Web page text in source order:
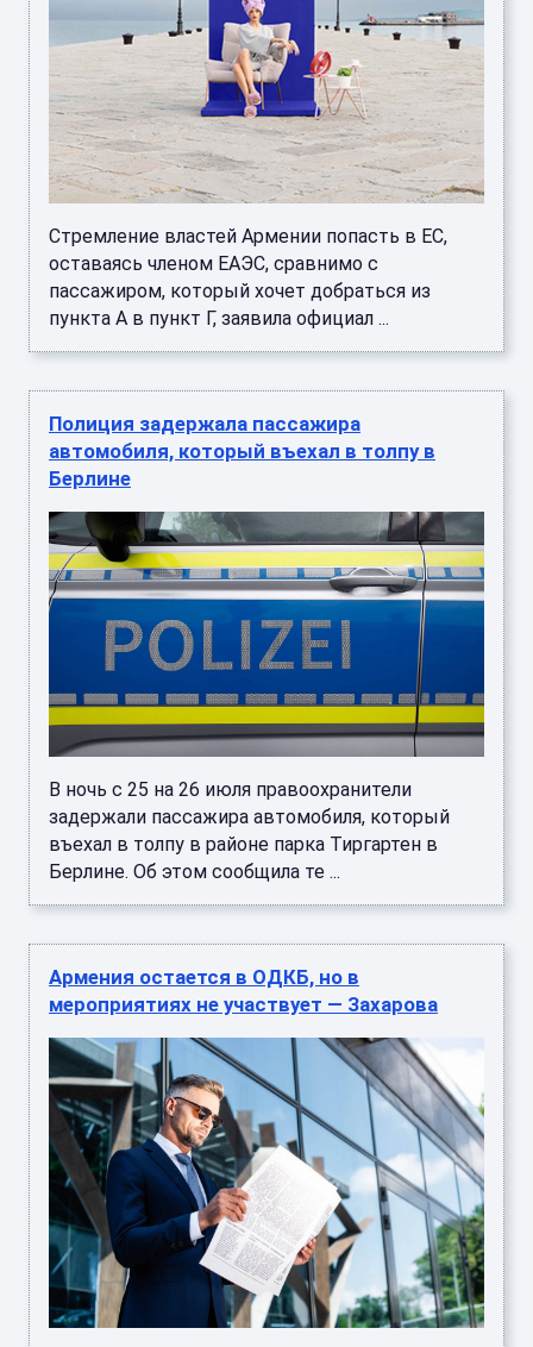
Стремление властей Армении попасть в ЕС,
оставаясь членом ЕАЭС, сравнимо с
пассажиром, который хочет добраться из
пункта А в пункт Г, заявила официал ...
Полиция задержала пассажира
автомобиля, который въехал в толпу в
Берлине
В ночь с 25 на 26 июля правоохранители
задержали пассажира автомобиля, который
въехал в толпу в районе парка Тиргартен в
Берлине. Об этом сообщила те ...
Армения остается в ОДКБ, но в
мероприятиях не участвует — Захарова